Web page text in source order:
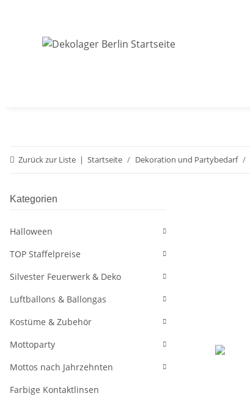
Zurück zur Liste Startseite Dekoration und Partybedarf
Kategorien
Halloween
TOP Staffelpreise
Silvester Feuerwerk & Deko
Luftballons & Ballongas
Kostüme & Zubehör
Mottoparty
Mottos nach Jahrzehnten
Farbige Kontaktlinsen